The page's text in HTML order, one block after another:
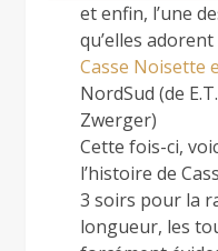
et enfin, l’une
qu’elles
Casse Noisette
NordSud (de
Zwerger)
Cette fois-ci,
l’histoire de
3 soirs pour la
longueur, les